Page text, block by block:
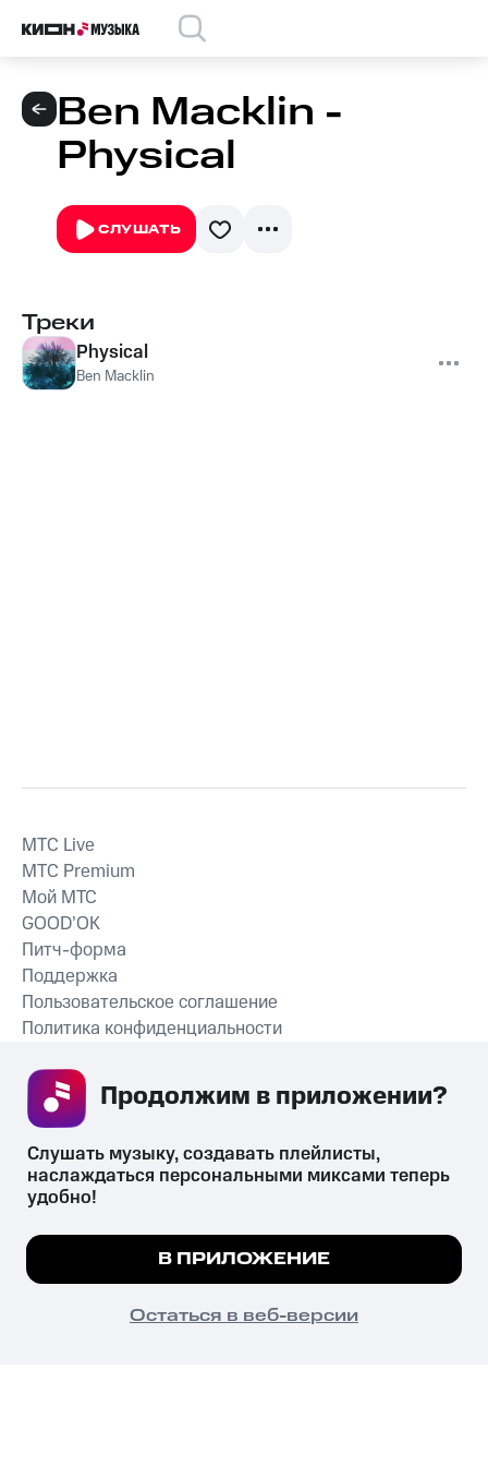
Ben Macklin -
Physical
СЛУШАТЬ
Треки
Physical
Ben Macklin
СКАЧАТЬ ПРИЛОЖЕНИЕ
MTС Live
MTС Premium
Мой МТС
GOOD’OK
Питч-форма
Поддержка
Пользовательское соглашение
Политика конфиденциальности
психотропных веществ, их аналогов причиняет вред здоровью,
их незаконный оборот запрещён и влечёт установленную
законодательством ответственность.
© 2026 ООО «КИОН».
Все права защищены
Мы используем куки, чтобы на сайте все
Подробнее
ПОНЯТНО
Слушать музыку, создавать плейлисты,
наслаждаться персональными миксами теперь
удобно!
В ПРИЛОЖЕНИЕ
Остаться в веб-версии